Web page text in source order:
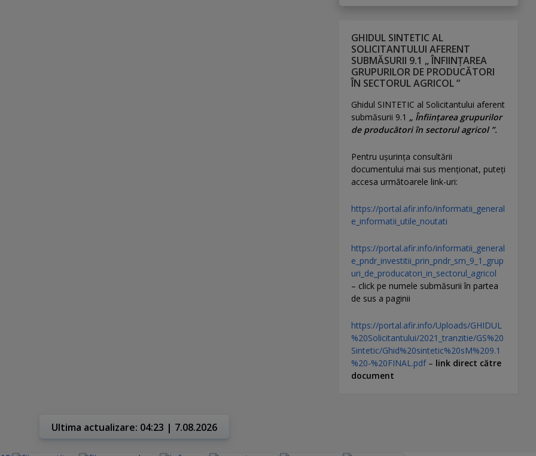
GHIDUL SINTETIC AL
SOLICITANTULUI AFERENT
SUBMĂSURII 9.1 „ ÎNFIINȚAREA
GRUPURILOR DE PRODUCĂTORI
ÎN SECTORUL AGRICOL ”
Ghidul SINTETIC al Solicitantului aferent
submăsurii 9.1 „ Înființarea grupurilor
de producători în sectorul agricol ”.
Pentru uşurinţa consultării
documentului mai sus menţionat, puteţi
accesa următoarele link-uri:
https://portal.afir.info/informatii_general
e_informatii_utile_noutati
https://portal.afir.info/informatii_general
e_pndr_investitii_prin_pndr_sm_9_1_grup
uri_de_producatori_in_sectorul_agricol
– click pe numele submăsurii în partea
de sus a paginii
https://portal.afir.info/Uploads/GHIDUL
%20Solicitantului/2021_tranzitie/GS%20
Sintetic/Ghid%20sintetic%20sM%209.1
%20-%20FINAL.pdf– link direct către
document
Ultima actualizare: 04:23 | 7.08.2026